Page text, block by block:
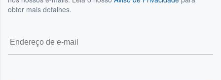
obter mais detalhes.